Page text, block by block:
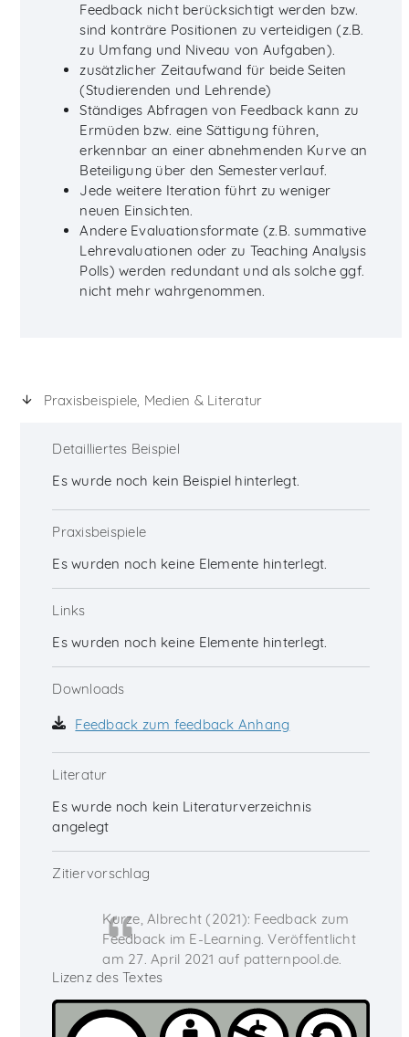
Feedback nicht berücksichtigt werden bzw.
sind konträre Positionen zu verteidigen (z.B.
zu Umfang und Niveau von Aufgaben).
zusätzlicher Zeitaufwand für beide Seiten
(Studierenden und Lehrende)
Ständiges Abfragen von Feedback kann zu
Ermüden bzw. eine Sättigung führen,
erkennbar an einer abnehmenden Kurve an
Beteiligung über den Semesterverlauf.
Jede weitere Iteration führt zu weniger
neuen Einsichten.
Andere Evaluationsformate (z.B. summative
Lehrevaluationen oder zu Teaching Analysis
Polls) werden redundant und als solche ggf.
nicht mehr wahrgenommen.
Praxisbeispiele, Medien & Literatur
Detailliertes Beispiel
Es wurde noch kein Beispiel hinterlegt.
Praxisbeispiele
Es wurden noch keine Elemente hinterlegt.
Links
Es wurden noch keine Elemente hinterlegt.
Downloads
Feedback zum feedback Anhang
Literatur
Es wurde noch kein Literaturverzeichnis
angelegt
Zitiervorschlag
Kurze, Albrecht (2021): Feedback zum
Feedback im E-Learning. Veröffentlicht
am 27. April 2021 auf patternpool.de.
Lizenz des Textes